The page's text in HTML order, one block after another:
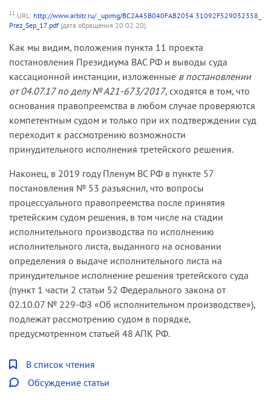
11 URL: http://www.arbitr.ru/ _upimg/BC2A45B040FAB2054 31092F529032358_
Prez_Sep_17.pdf (дата обращения 20.02.20).
Как мы видим, положения пункта 11 проекта
постановления Президиума ВАС РФ и выводы суда
кассационной инстанции, изложенные в постановлении
от 04.07.17 по делу № А21-673/2017, сходятся в том, что
основания правопреемства в любом случае проверяются
компетентным судом и только при их подтверждении суд
переходит к рассмотрению возможности
принудительного исполнения третейского решения.
Наконец, в 2019 году Пленум ВС РФ в пункте 57
постановления № 53 разъяснил, что вопросы
процессуального правопреемства после принятия
третейским судом решения, в том числе на стадии
исполнительного производства по исполнению
исполнительного листа, выданного на основании
определения о выдаче исполнительного листа на
принудительное исполнение решения третейского суда
(пункт 1 части 2 статьи 52 Федерального закона от
02.10.07 № 229-ФЗ «Об исполнительном производстве»),
подлежат рассмотрению судом в порядке,
предусмотренном статьей 48 АПК РФ.
В список чтения
Обсуждение статьи